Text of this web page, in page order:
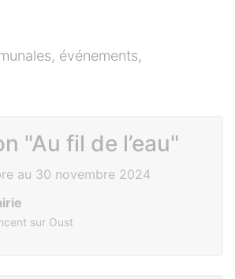
événements,
"Au fil de l’eau"
au 30 novembre 2024
sur Oust